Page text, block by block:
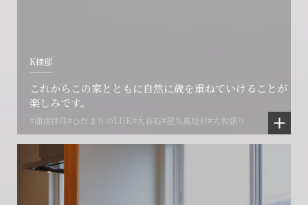
K様邸
これからこの家とともに自然に歳を重ねていけることが
楽しみです。
#湘南移住#ひだまりのLDK#大谷石#屋久島地杉#大和張り